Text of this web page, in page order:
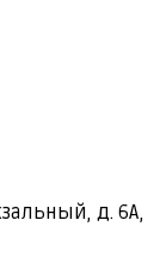
д. 6А,